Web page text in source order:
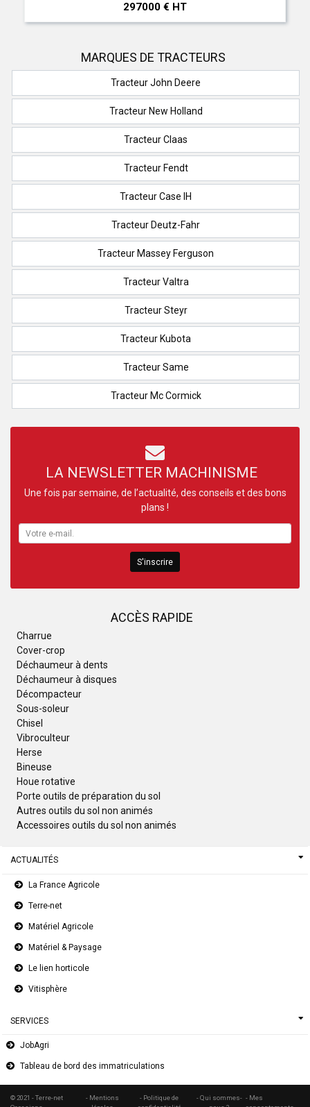
ACCÈS RAPIDE
Charrue
Cover-crop
Déchaumeur à dents
Déchaumeur à disques
Décompacteur
Sous-soleur
Chisel
Vibroculteur
Herse
Bineuse
Houe rotative
Porte outils de préparation du sol
Autres outils du sol non animés
Accessoires outils du sol non animés
297000 € HT
MARQUES DE TRACTEURS
Tracteur John Deere
Tracteur New Holland
Tracteur Claas
Tracteur Fendt
Tracteur Case IH
Tracteur Deutz-Fahr
Tracteur Massey Ferguson
Tracteur Valtra
Tracteur Steyr
Tracteur Kubota
Tracteur Same
Tracteur Mc Cormick
LA NEWSLETTER MACHINISME
Une fois par semaine, de l’actualité, des conseils et des bons
plans !
S'inscrire
ACTUALITÉS
La France Agricole
Terre-net
Matériel Agricole
Matériel & Paysage
Le lien horticole
Vitisphère
SERVICES
JobAgri
Tableau de bord des immatriculations
© 2021 - Terre-net
- Mentions
- Politique de
- Qui sommes- - Mes